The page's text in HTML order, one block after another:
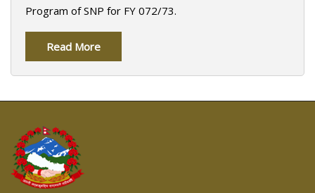
Program of SNP for FY 072/73.
Read More